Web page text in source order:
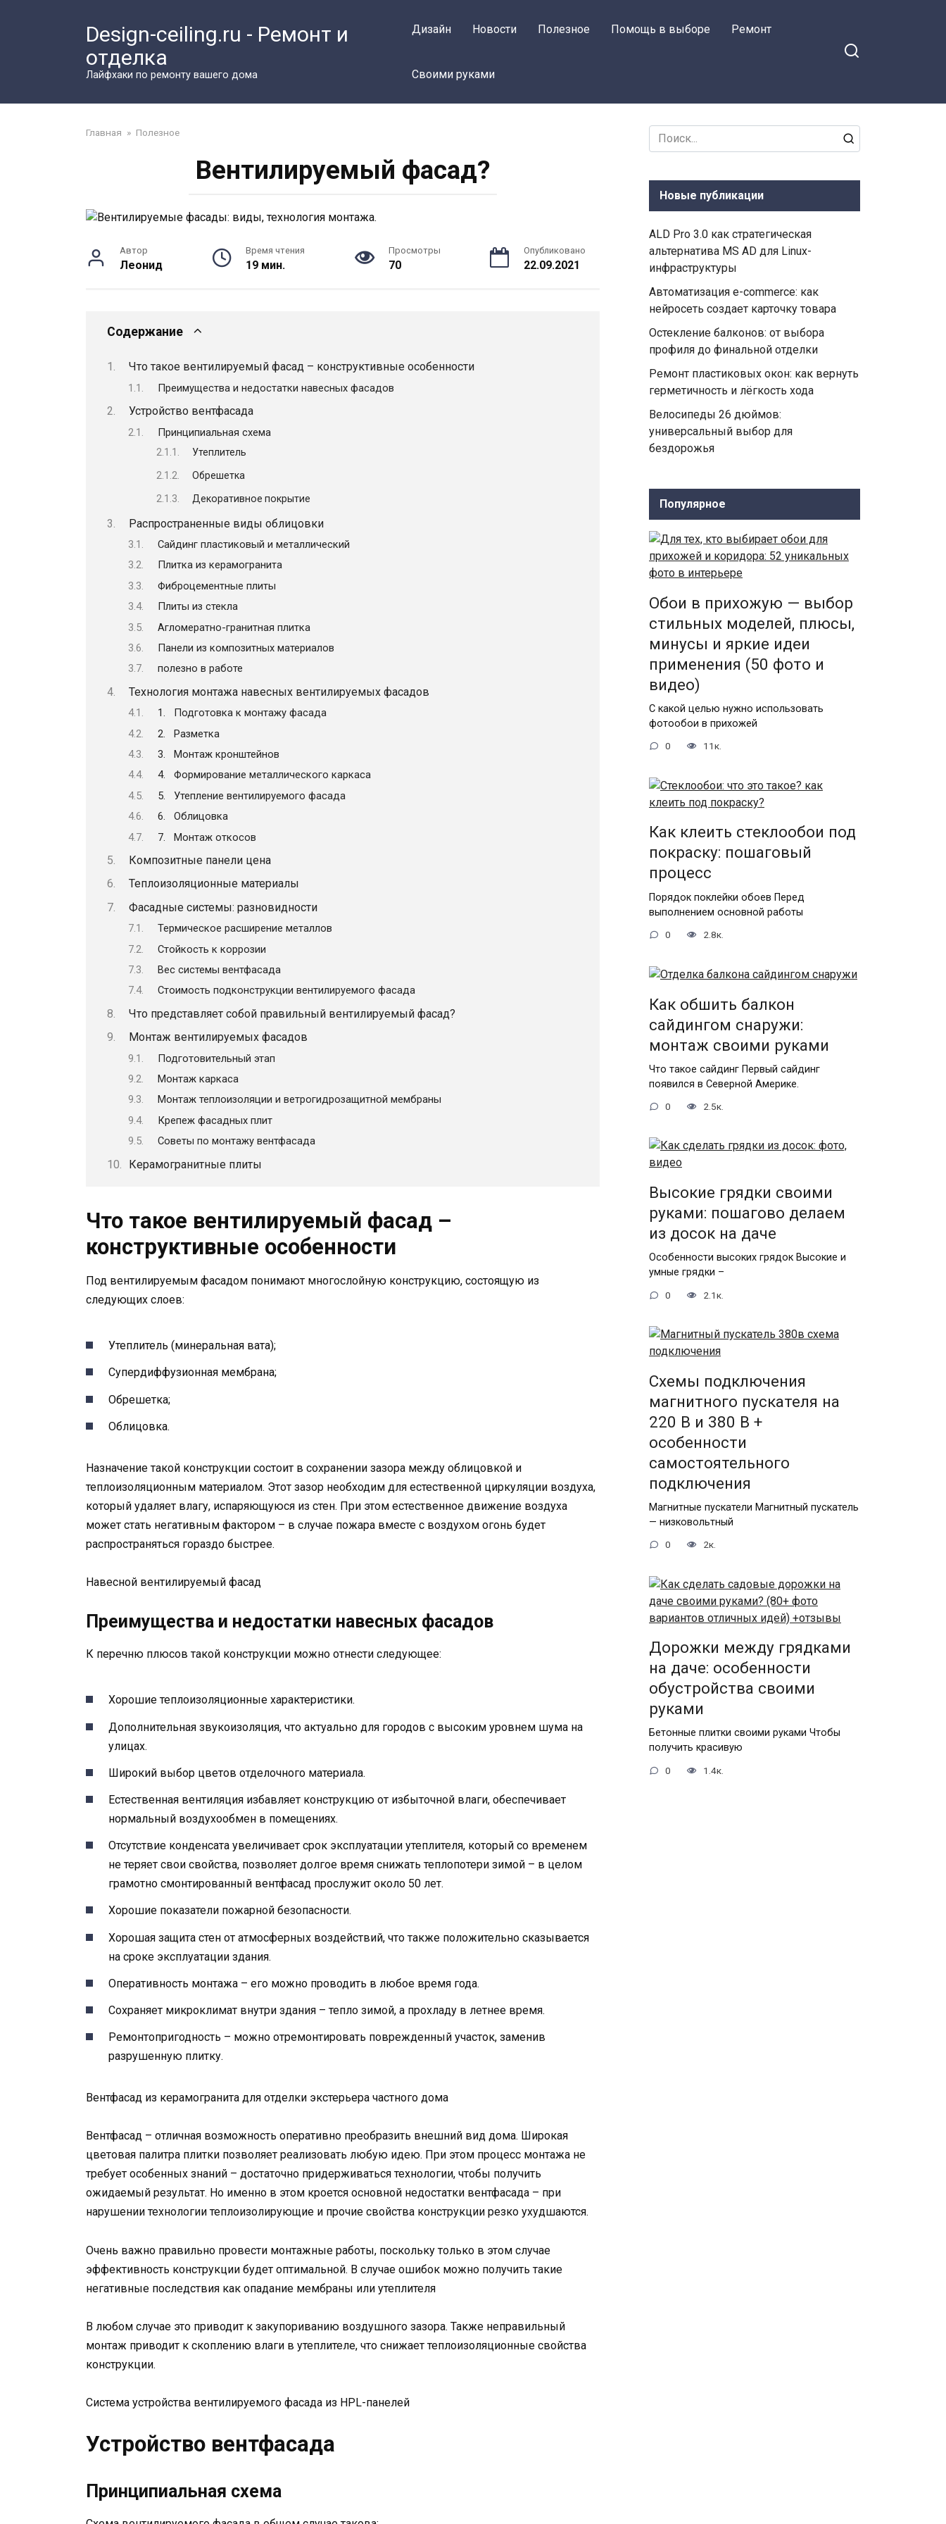
Design-ceiling.ru - Ремонт и
отделка
Лайфхаки по ремонту вашего дома
Дизайн Новости Полезное Помощь в выборе Ремонт
Своими руками
Главная » Полезное
Вентилируемый фасад?
Автор
Леонид
Время чтения
19 мин.
Просмотры
70
Опубликовано
22.09.2021
Содержание
Что такое вентилируемый фасад – конструктивные особенности
Преимущества и недостатки навесных фасадов
Устройство вентфасада
Принципиальная схема
Утеплитель
Обрешетка
Декоративное покрытие
Распространенные виды облицовки
Сайдинг пластиковый и металлический
Плитка из керамогранита
Фиброцементные плиты
Плиты из стекла
Агломератно-гранитная плитка
Панели из композитных материалов
полезно в работе
Технология монтажа навесных вентилируемых фасадов
1. Подготовка к монтажу фасада
2. Разметка
3. Монтаж кронштейнов
4. Формирование металлического каркаса
5. Утепление вентилируемого фасада
6. Облицовка
7. Монтаж откосов
Композитные панели цена
Теплоизоляционные материалы
Фасадные системы: разновидности
Термическое расширение металлов
Стойкость к коррозии
Вес системы вентфасада
Стоимость подконструкции вентилируемого фасада
Что представляет собой правильный вентилируемый фасад?
Монтаж вентилируемых фасадов
Подготовительный этап
Монтаж каркаса
Монтаж теплоизоляции и ветрогидрозащитной мембраны
Крепеж фасадных плит
Советы по монтажу вентфасада
Керамогранитные плиты
Что такое вентилируемый фасад –
конструктивные особенности
Под вентилируемым фасадом понимают многослойную конструкцию, состоящую из
следующих слоев:
Утеплитель (минеральная вата);
Супердиффузионная мембрана;
Обрешетка;
Облицовка.
Назначение такой конструкции состоит в сохранении зазора между облицовкой и
теплоизоляционным материалом. Этот зазор необходим для естественной циркуляции воздуха,
который удаляет влагу, испаряющуюся из стен. При этом естественное движение воздуха
может стать негативным фактором – в случае пожара вместе с воздухом огонь будет
распространяться гораздо быстрее.
Навесной вентилируемый фасад
Преимущества и недостатки навесных фасадов
К перечню плюсов такой конструкции можно отнести следующее:
Хорошие теплоизоляционные характеристики.
Дополнительная звукоизоляция, что актуально для городов с высоким уровнем шума на
улицах.
Широкий выбор цветов отделочного материала.
Естественная вентиляция избавляет конструкцию от избыточной влаги, обеспечивает
нормальный воздухообмен в помещениях.
Отсутствие конденсата увеличивает срок эксплуатации утеплителя, который со временем
не теряет свои свойства, позволяет долгое время снижать теплопотери зимой – в целом
грамотно смонтированный вентфасад прослужит около 50 лет.
Хорошие показатели пожарной безопасности.
Хорошая защита стен от атмосферных воздействий, что также положительно сказывается
на сроке эксплуатации здания.
Оперативность монтажа – его можно проводить в любое время года.
Сохраняет микроклимат внутри здания – тепло зимой, а прохладу в летнее время.
Ремонтопригодность – можно отремонтировать поврежденный участок, заменив
разрушенную плитку.
Вентфасад из керамогранита для отделки экстерьера частного дома
Вентфасад – отличная возможность оперативно преобразить внешний вид дома. Широкая
цветовая палитра плитки позволяет реализовать любую идею. При этом процесс монтажа не
требует особенных знаний – достаточно придерживаться технологии, чтобы получить
ожидаемый результат. Но именно в этом кроется основной недостатки вентфасада – при
нарушении технологии теплоизолирующие и прочие свойства конструкции резко ухудшаются.
Очень важно правильно провести монтажные работы, поскольку только в этом случае
эффективность конструкции будет оптимальной. В случае ошибок можно получить такие
негативные последствия как опадание мембраны или утеплителя
В любом случае это приводит к закупориванию воздушного зазора. Также неправильный
монтаж приводит к скоплению влаги в утеплителе, что снижает теплоизоляционные свойства
конструкции.
Система устройства вентилируемого фасада из HPL-панелей
Устройство вентфасада
Принципиальная схема
Search
for:
Новые публикации
ALD Pro 3.0 как стратегическая
альтернатива MS AD для Linux-
инфраструктуры
Автоматизация e-commerce: как
нейросеть создает карточку товара
Остекление балконов: от выбора
профиля до финальной отделки
Ремонт пластиковых окон: как вернуть
герметичность и лёгкость хода
Велосипеды 26 дюймов:
универсальный выбор для
бездорожья
Популярное
Обои в прихожую — выбор
стильных моделей, плюсы,
минусы и яркие идеи
применения (50 фото и
видео)
С какой целью нужно использовать
фотообои в прихожей
0 11к.
Как клеить стеклообои под
покраску: пошаговый
процесс
Порядок поклейки обоев Перед
выполнением основной работы
0 2.8к.
Как обшить балкон
сайдингом снаружи:
монтаж своими руками
Что такое сайдинг Первый сайдинг
появился в Северной Америке.
0 2.5к.
Высокие грядки своими
руками: пошагово делаем
из досок на даче
Особенности высоких грядок Высокие и
умные грядки –
0 2.1к.
Схемы подключения
магнитного пускателя на
220 В и 380 В +
особенности
самостоятельного
подключения
Магнитные пускатели Магнитный пускатель
— низковольтный
0 2к.
Дорожки между грядками
на даче: особенности
обустройства своими
руками
Бетонные плитки своими руками Чтобы
получить красивую
0 1.4к.